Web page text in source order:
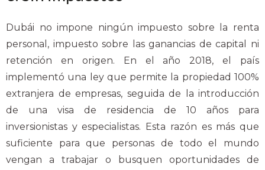
Dubái no impone ningún impuesto sobre la renta
personal, impuesto sobre las ganancias de capital ni
retención en origen. En el año 2018, el país
implementó una ley que permite la propiedad 100%
extranjera de empresas, seguida de la introducción
de una visa de residencia de 10 años para
inversionistas y especialistas. Esta razón es más que
suficiente para que personas de todo el mundo
vengan a trabajar o busquen oportunidades de